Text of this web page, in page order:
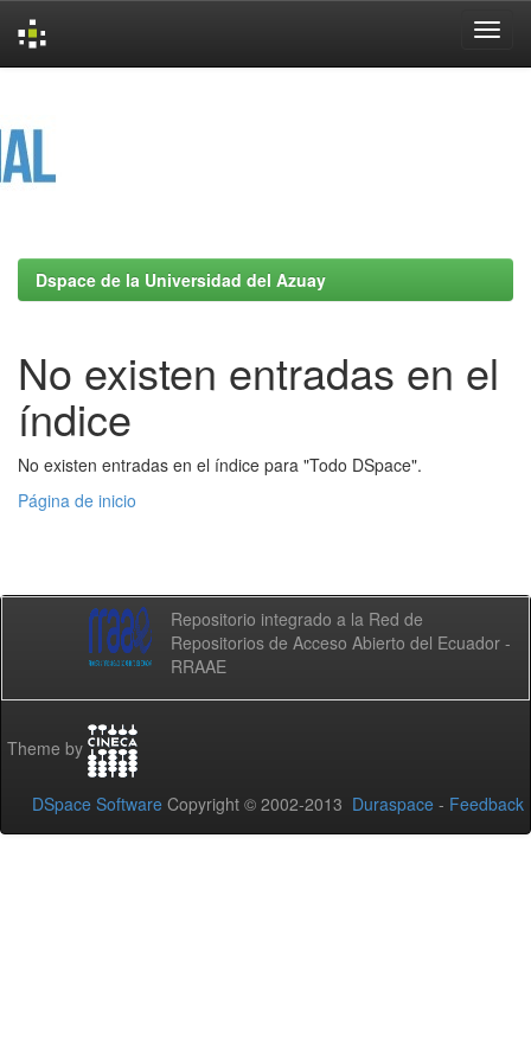
Dspace de la Universidad del Azuay
No existen entradas en el
índice
No existen entradas en el índice para "Todo DSpace".
Página de inicio
Repositorio integrado a la Red de
Repositorios de Acceso Abierto del Ecuador -
RRAAE
Theme by
DSpace Software Copyright © 2002-2013 Duraspace - Feedback